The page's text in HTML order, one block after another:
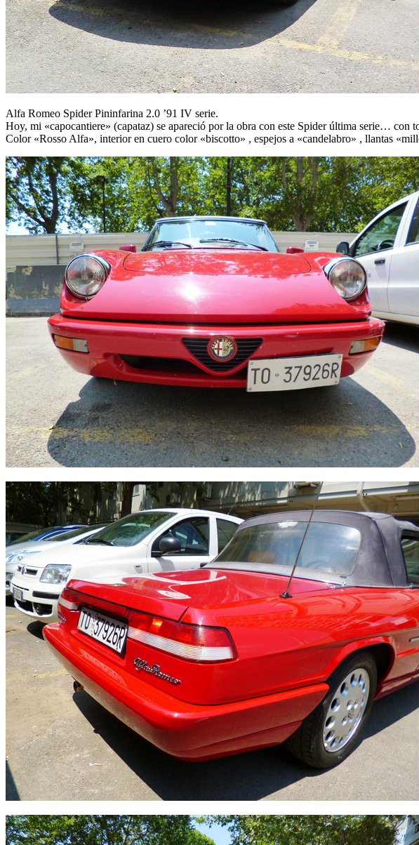
Alfa Romeo Spider Pininfarina 2.0 ’91 IV serie.
Hoy, mi «capocantiere» (capataz) se apareció por la obra con este Spider última serie…
Color «Rosso Alfa», interior en cuero color «biscotto» , espejos a «candelabro» , llantas